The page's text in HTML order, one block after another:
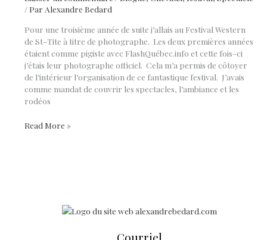
/ Par Alexandre Bedard
Pour une troisième année de suite j’allais au Festival Western
de St-Tite à titre de photographe. Les deux premières années
étaient comme pigiste avec FlashQuébec.info et cette fois-ci
j’étais leur photographe officiel. Cela m’a permis de côtoyer
de l’intérieur l’organisation de ce fantastique festival. J’avais
comme mandat de couvrir les spectacles, l’ambiance et les
rodéos
Le
Read More »